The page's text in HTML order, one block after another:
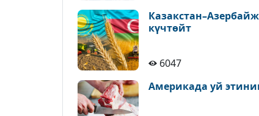
күчтөйт
6047
Америкада уй